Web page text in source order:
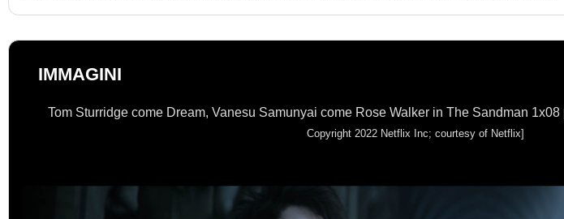
IMMAGINI
Tom Sturridge come Dream, Vanesu Samunyai come Rose Walker in The Sandman 1x08
Copyright 2022 Netflix Inc; courtesy of Netflix]